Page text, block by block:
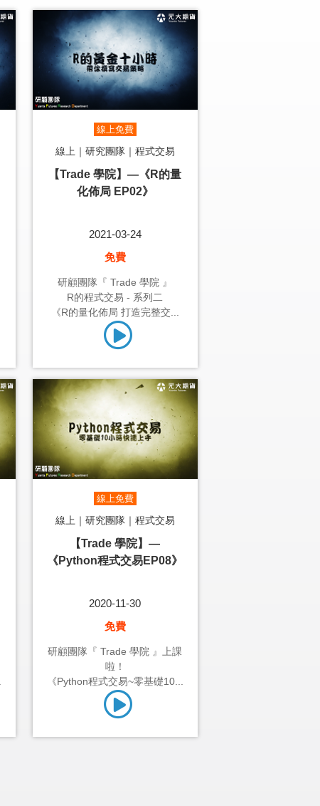
線上免費
線上｜研究團隊｜程式交易
【Trade 學院】—《R的量
化佈局 EP02》
2021-03-24
免費
研顧團隊『 Trade 學院 』
R的程式交易 - 系列二
《R的量化佈局 打造完整交...
線上免費
線上｜研究團隊｜程式交易
【Trade 學院】—
《Python程式交易EP08》
2020-11-30
免費
研顧團隊『 Trade 學院 』上課
啦！
《Python程式交易~零基礎10...